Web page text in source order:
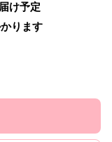
け予定
ります